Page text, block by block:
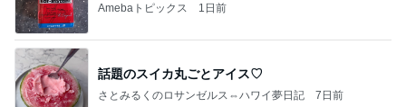
Amebaトピックス 1日前
話題のスイカ丸ごとアイス♡
さとみるくのロサンゼルス⇔ハワイ夢日記 7日前